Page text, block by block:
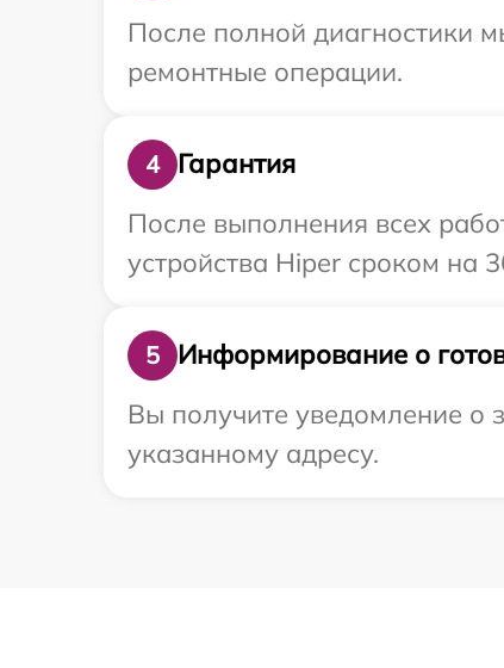
После полной диагностики
ремонтные операции.
4
Гарантия
После выполнения всех
устройства Hiper сроком на
5
Информирование о
Вы получите уведомление о
указанному адресу.